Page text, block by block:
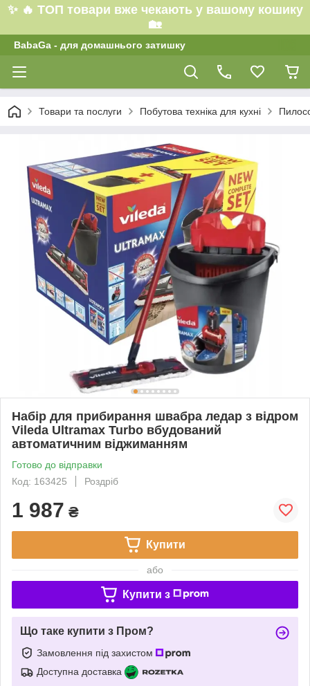
✨ 🔥 ТОП товари вже чекають у вашому кошику
🏡
BabaGa - для домашнього затишку
Товари та послуги Побутова техніка для кухні
Набір для прибирання швабра ледар з відром
Vileda Ultramax Turbo вбудований
автоматичним віджиманням
Готово до відправки
Код: 163425
Роздріб
1 987 ₴
Купити
або
Купити з
Що таке купити з Пром?
Замовлення під захистом
Доступна доставка